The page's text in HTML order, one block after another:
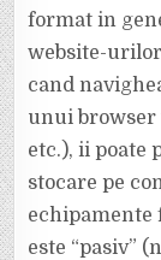
format in
website-
cand
unui browser
etc.), ii poate
stocare pe
echipamente
este “pasiv”